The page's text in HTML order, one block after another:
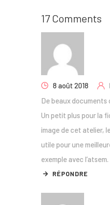
17 Comments
8 août 2018
De beaux
Un petit plus pour la
image de cet atelier,
utile pour une
exemple avec l’atsem.
RÉPONDRE